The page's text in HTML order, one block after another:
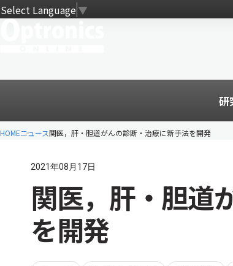
Select Language▼
研
HOMEニュース関医，肝・胆道がんの診断・治療に新手法を開発
2021年08月17日
関医，肝・胆道
を開発